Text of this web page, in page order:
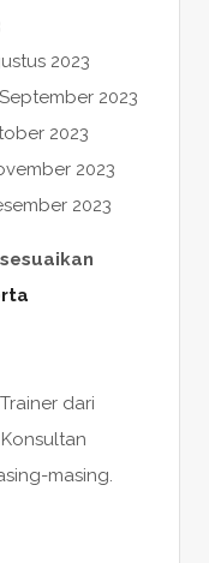
2023
2023
2023
2023
2023
dari
masing.